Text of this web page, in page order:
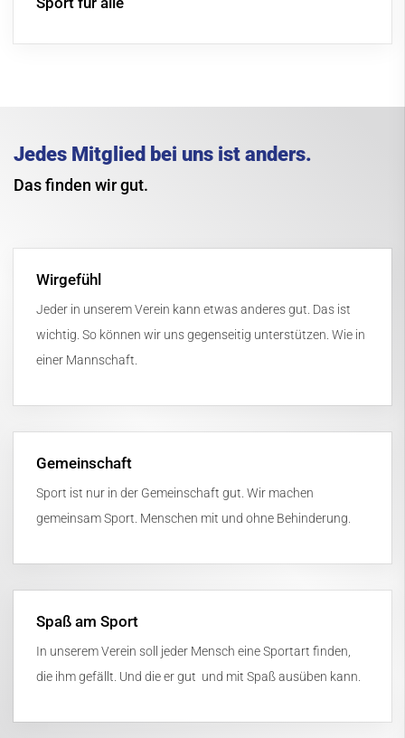
Jedes Mitglied bei uns ist anders.
Das finden wir gut.
Wirgefühl
Jeder in unserem Verein kann etwas anderes gut. Das ist
wichtig. So können wir uns gegenseitig unterstützen. Wie in
einer Mannschaft.
Gemeinschaft
Sport ist nur in der Gemeinschaft gut. Wir machen
gemeinsam Sport. Menschen mit und ohne Behinderung.
Spaß am Sport
In unserem Verein soll jeder Mensch eine Sportart finden,
die ihm gefällt. Und die er gut und mit Spaß ausüben kann.